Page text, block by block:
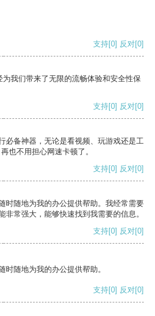
支持[0] 反对[0]
我们带来了无限的流畅体验和安全性保
支持[0] 反对[0]
必备神器，无论是看视频、玩游戏还是工
也不用担心网速卡顿了。
支持[0] 反对[0]
时随地为我的办公提供帮助。我经常需要
非常强大，能够快速找到我需要的信息。
支持[0] 反对[0]
时随地为我的办公提供帮助。
支持[0] 反对[0]